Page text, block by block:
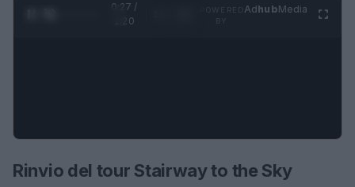
0:28 /
1:20
AdhubMedia
Rinvio del tour Stairway to the Sky